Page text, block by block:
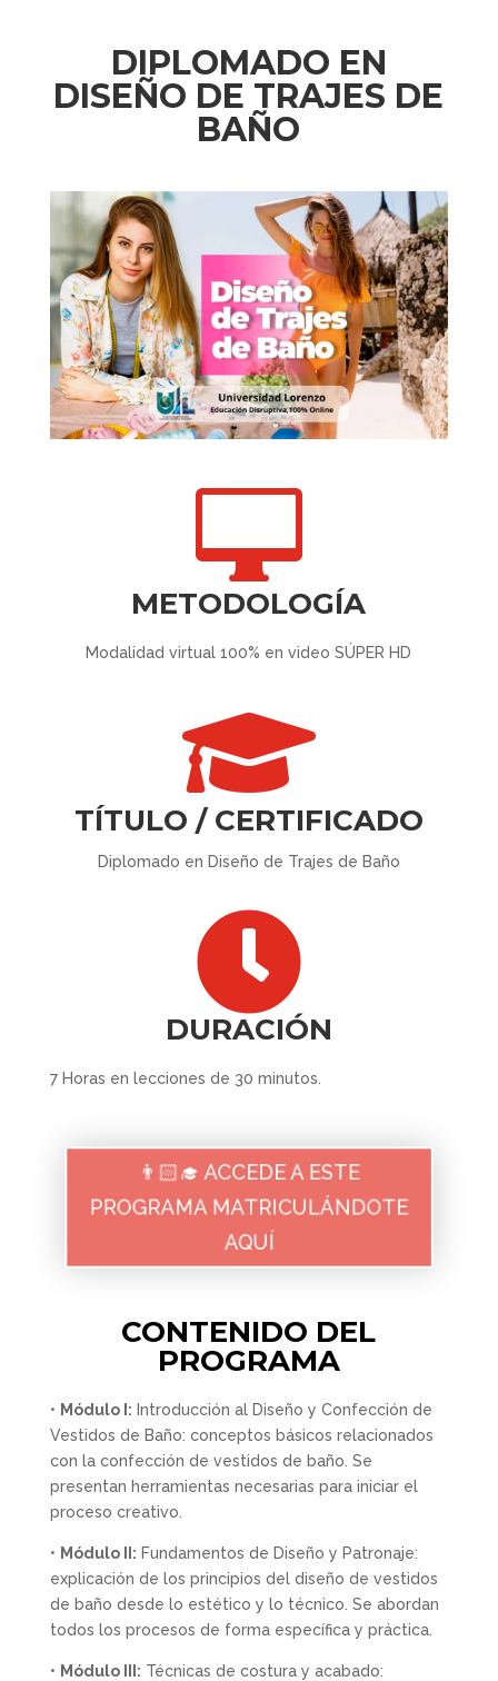
DIPLOMADO EN
DISEÑO DE TRAJES DE
BAÑO

METODOLOGÍA
Modalidad virtual 100% en video SÚPER HD

TÍTULO / CERTIFICADO
Diplomado en Diseño de Trajes de Baño

DURACIÓN
7 Horas en lecciones de 30 minutos.
👨🏻‍🎓 ACCEDE A ESTE
PROGRAMA MATRICULÁNDOTE
AQUÍ
CONTENIDO DEL
PROGRAMA
• Módulo I: Introducción al Diseño y Confección de
Vestidos de Baño: conceptos básicos relacionados
con la confección de vestidos de baño. Se
presentan herramientas necesarias para iniciar el
proceso creativo.
• Módulo II: Fundamentos de Diseño y Patronaje:
explicación de los principios del diseño de vestidos
de baño desde lo estético y lo técnico. Se abordan
todos los procesos de forma específica y práctica.
• Módulo III: Técnicas de costura y acabado: